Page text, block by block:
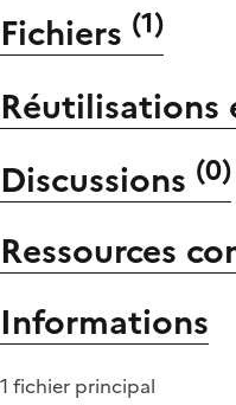
Fichiers (1)
Réutilisations
Discussions (0)
Ressources
Informations
1 fichier principal